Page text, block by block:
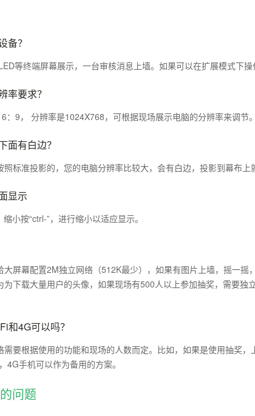
备？
等终端屏幕展示，一台审核消息上墙。如果可以在扩展模式下操
率要求？
：9， 分辨率是1024X768，可根据现场展示电脑的分辨率来调节。
面有白边？
标准投影的，您的电脑分辨率比较大，会有白边，投影到幕布上
显示
小按“ctrl-”，进行缩小以适应显示。
屏幕配置2M独立网络（512K最少），如果有图片上墙，摇一摇
为下载大量用户的头像，如果现场有500人以上参加抽奖，需要
和4G可以吗？
要根据使用的功能和现场的人数而定。比如，如果是使用抽奖
4G手机可以作为备用的方案。
问题